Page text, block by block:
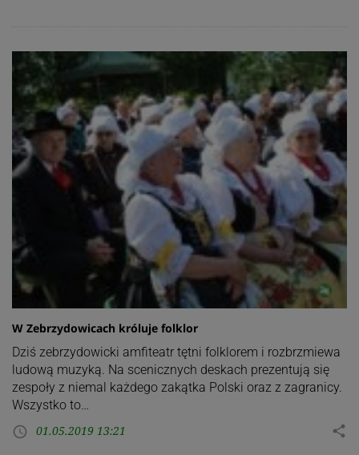
W Zebrzydowicach króluje folklor
Dziś zebrzydowicki amfiteatr tętni folklorem i rozbrzmiewa
ludową muzyką. Na scenicznych deskach prezentują się
zespoły z niemal każdego zakątka Polski oraz z zagranicy.
Wszystko to…
access_time 01.05.2019 13:21 share